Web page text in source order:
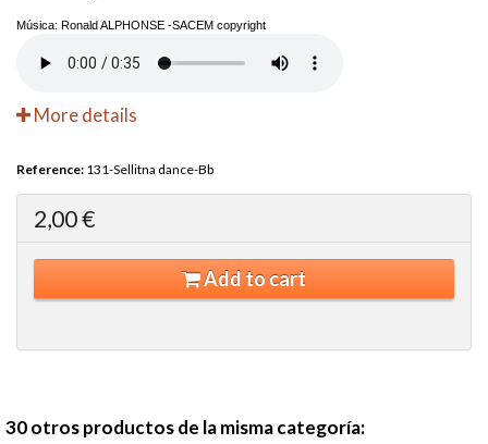
Música: Ronald ALPHONSE -SACEM copyright
More details
Reference: 131-Sellitna dance-Bb
2,00 €
Add to cart
30 otros productos de la misma categoría: